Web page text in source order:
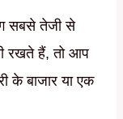
सबसे तेजी से
रखते हैं, तो आप
के बाजार या एक